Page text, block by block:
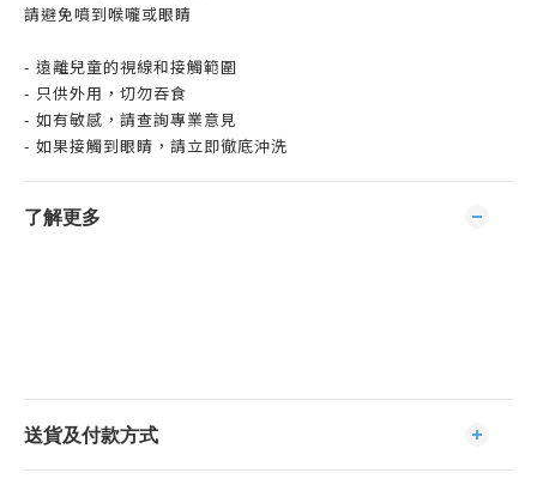
請避免噴到喉嚨或眼睛
- 遠離兒童的視線和接觸範圍
- 只供外用，切勿吞食
- 如有敏感，請查詢專業意見
- 如果接觸到眼睛，請立即徹底沖洗
了解更多
送貨及付款方式